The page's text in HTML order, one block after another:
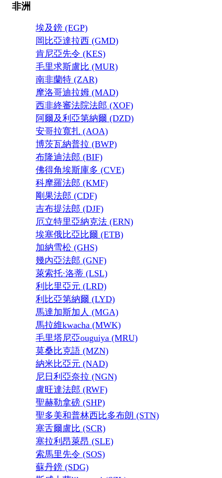
非洲
埃及鎊 (EGP)
岡比亞達拉西 (GMD)
肯尼亞先令 (KES)
毛里求斯盧比 (MUR)
南非蘭特 (ZAR)
摩洛哥迪拉姆 (MAD)
西非終審法院法郎 (XOF)
阿爾及利亞第納爾 (DZD)
安哥拉寬扎 (AOA)
博茨瓦納普拉 (BWP)
布隆迪法郎 (BIF)
佛得角埃斯庫多 (CVE)
科摩羅法郎 (KMF)
剛果法郎 (CDF)
吉布提法郎 (DJF)
厄立特里亞納克法 (ERN)
埃塞俄比亞比爾 (ETB)
加納雪松 (GHS)
幾內亞法郎 (GNF)
萊索托·洛蒂 (LSL)
利比里亞元 (LRD)
利比亞第納爾 (LYD)
馬達加斯加人 (MGA)
馬拉維kwacha (MWK)
毛里塔尼亞ouguiya (MRU)
莫桑比克語 (MZN)
納米比亞元 (NAD)
尼日利亞奈拉 (NGN)
盧旺達法郎 (RWF)
聖赫勒拿磅 (SHP)
聖多美和普林西比多布朗 (STN)
塞舌爾盧比 (SCR)
塞拉利昂萊昂 (SLE)
索馬里先令 (SOS)
蘇丹鎊 (SDG)